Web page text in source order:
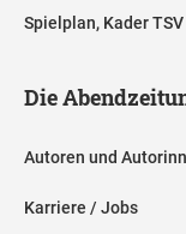
Spielplan, Kader
Die
Autoren und
Karriere / Jobs